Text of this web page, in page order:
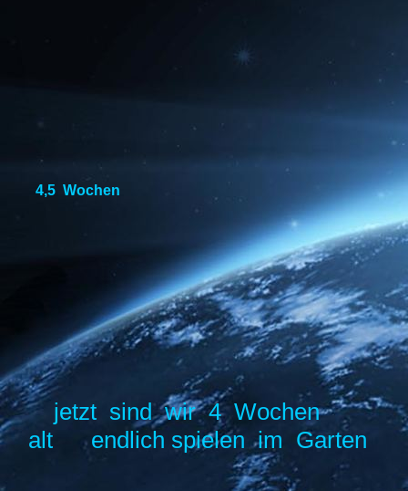
4,5 Wochen
jetzt sind wir 4 Wochen
alt endlich spielen im Garten